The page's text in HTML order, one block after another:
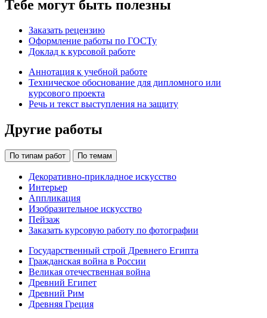
Тебе могут быть полезны
Заказать рецензию
Оформление работы по ГОСТу
Доклад к курсовой работе
Аннотация к учебной работе
Техническое обоснование для дипломного или
курсового проекта
Речь и текст выступления на защиту
Другие работы
По типам работ По темам
Декоративно-прикладное искусство
Интерьер
Аппликация
Изобразительное искусство
Пейзаж
Заказать курсовую работу по фотографии
Государственный строй Древнего Египта
Гражданская война в России
Великая отечественная война
Древний Египет
Древний Рим
Древняя Греция